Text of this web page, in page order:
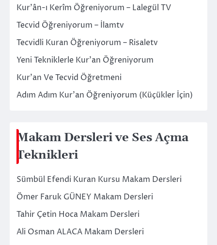
Kur’ân-ı Kerîm Öğreniyorum – Lalegül TV
Tecvid Öğreniyorum – İlamtv
Tecvidli Kuran Öğreniyorum – Risaletv
Yeni Tekniklerle Kur’an Öğreniyorum
Kur’an Ve Tecvid Öğretmeni
Adım Adım Kur’an Öğreniyorum (Küçükler İçin)
Makam Dersleri ve Ses Açma
Teknikleri
Sümbül Efendi Kuran Kursu Makam Dersleri
Ömer Faruk GÜNEY Makam Dersleri
Tahir Çetin Hoca Makam Dersleri
Ali Osman ALACA Makam Dersleri